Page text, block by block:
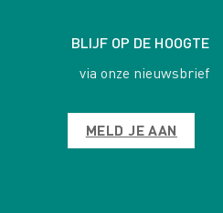
BLIJF OP DE HOOGTE
via onze nieuwsbrief
MELD JE AAN